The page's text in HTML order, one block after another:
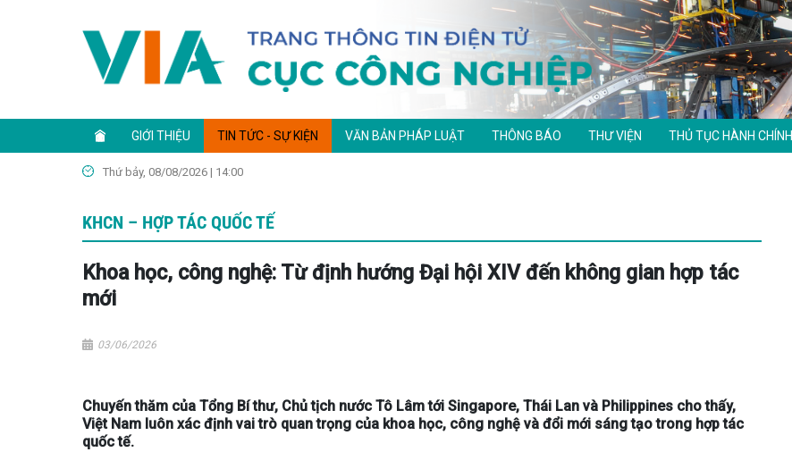
GIỚI THIỆU TIN TỨC - SỰ KIỆN VĂN BẢN PHÁP LUẬT THÔNG BÁO THƯ VIỆN THỦ TỤC HÀNH CHÍNH
Thứ bảy, 08/08/2026 | 14:00
KHCN – HỢP TÁC QUỐC TẾ
Khoa học, công nghệ: Từ định hướng Đại hội XIV đến không gian hợp tác
mới
03/06/2026
Chuyến thăm của Tổng Bí thư, Chủ tịch nước Tô Lâm tới Singapore, Thái Lan và Philippines cho thấy,
Việt Nam luôn xác định vai trò quan trọng của khoa học, công nghệ và đổi mới sáng tạo trong hợp tác
quốc tế.